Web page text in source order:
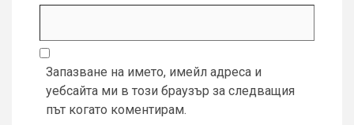
Запазване на името, имейл адреса и
уебсайта ми в този браузър за следващия
път когато коментирам.